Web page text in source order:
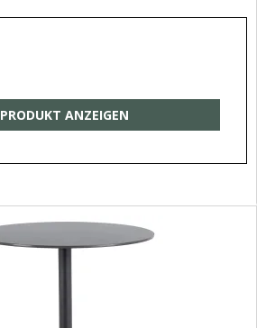
PRODUKT ANZEIGEN